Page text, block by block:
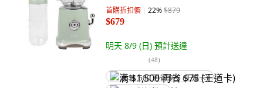
首購折扣價 22%$879
$679
明天 8/9 (日) 預計送達
(48)
满 $1,500 再省 $75 (王道卡)